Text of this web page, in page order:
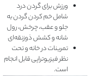
ورزش برای گردن درد
شامل خم کردن گردن به
جلو و عقب، چرخش، رول
شانه و کشش ذوزنقه‌ای
تمرینات در خانه و تحت
نظر فیزیوتراپی قابل انجام
است.